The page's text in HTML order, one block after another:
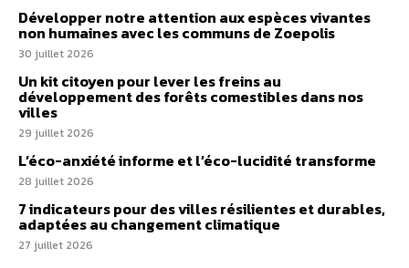
Développer notre attention aux espèces vivantes
non humaines avec les communs de Zoepolis
30 juillet 2026
Un kit citoyen pour lever les freins au
développement des forêts comestibles dans nos
villes
29 juillet 2026
L’éco-anxiété informe et l’éco-lucidité transforme
28 juillet 2026
7 indicateurs pour des villes résilientes et durables,
adaptées au changement climatique
27 juillet 2026